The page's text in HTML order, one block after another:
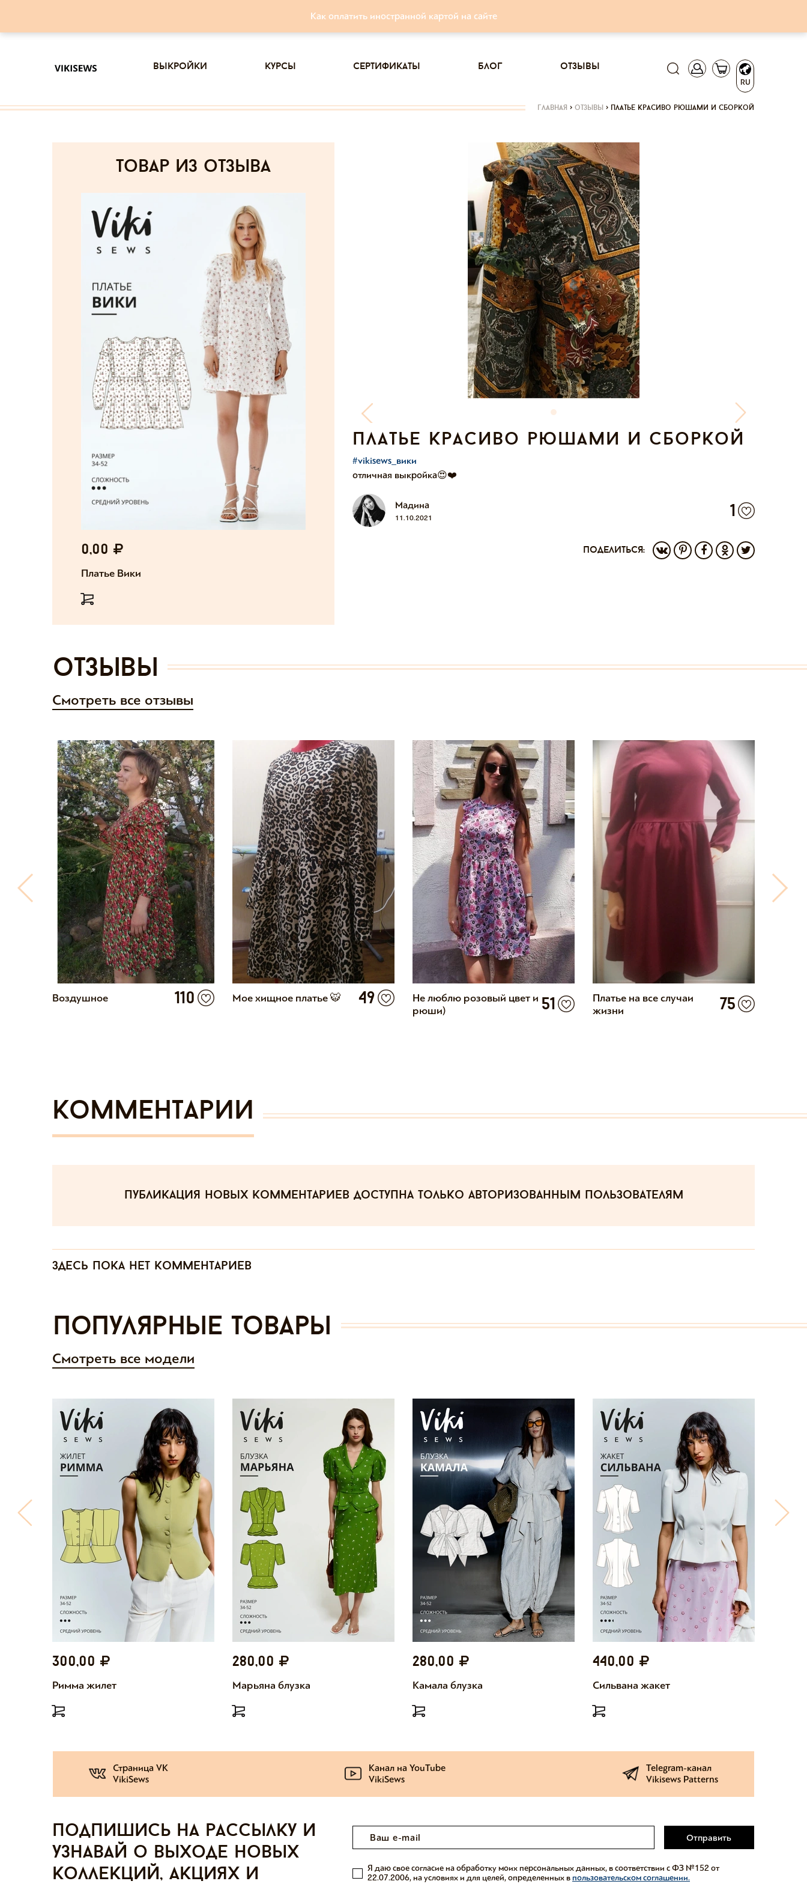
Как оплатить иностранной картой на сайте
RU
выкройки курсы сертификаты блог отзывы
главная > отзывы > платье красиво рюшами и сборкой
товар из отзыва
0,00
Платье Вики
платье красиво рюшами и сборкой
#vikisews_вики
отличная выкройка😍❤️
Мадина
11.10.2021 1
поделиться:
отзывы
Смотреть все отзывы
Воздушное 110 Мое хищное платье 🐯 49
Не люблю розовый цвет и
рюши)
51
Платье на все случаи
жизни
75
Комментарии
публикация новых комментариев доступна только авторизованным пользователям
Здесь пока нет комментариев
Популярные товары
Смотреть все модели
300,00
Римма жилет
280,00
Марьяна блузка
280,00
Камала блузка
440,00
Сильвана жакет
Страница VK
VikiSews
Канал на YouTube
VikiSews
Telegram-канал
Vikisews Patterns
Подпишись на рассылку и
узнавай о выходе новых
коллекций, акциях и
Отправить
Я даю свое согласие на обработку моих персональных данных, в соответствии с ФЗ №152 от
22.07.2006, на условиях и для целей, определенных впользовательском соглашении.